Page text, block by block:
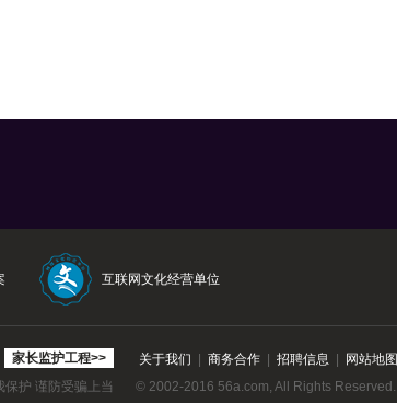
互联网文化经营单位
家长监护工程>>
护 谨防受骗上当
关于我们 商务合作 招聘信息 网站地图
© 2002-2016 56a.com, All Rights Reserved.